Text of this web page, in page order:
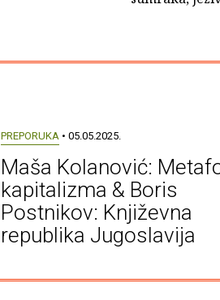
PREPORUKA• 05.05.2025.
Maša Kolanović:
kapitalizma & Boris
Postnikov: Književna
republika Jugoslavija